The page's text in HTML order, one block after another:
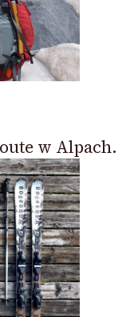
w Alpach.